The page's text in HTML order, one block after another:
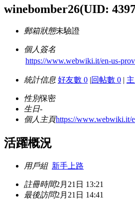
winebomber26(UID:
郵箱狀態未驗證
個人簽名
https://www.webwiki.it/en-us-
統計信息 好友數 0 |回帖數 0 |
性別保密
生日-
個人主頁https://www.webwiki.it/
活躍概況
用戶組 新手上路
註冊時間2月21日 13:21
最後訪問2月21日 14:41